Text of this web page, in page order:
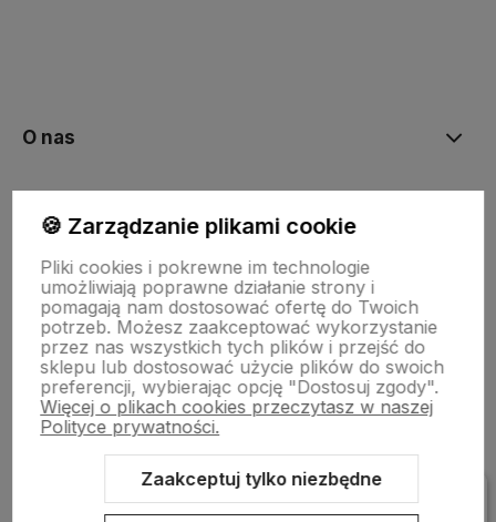
O nas
Moje konto
Bestsellery
Płatności i dostawa
Informacje
🍪 Zarządzanie plikami cookie
Pliki cookies i pokrewne im technologie
umożliwiają poprawne działanie strony i
pomagają nam dostosować ofertę do Twoich
potrzeb. Możesz zaakceptować wykorzystanie
przez nas wszystkich tych plików i przejść do
sklepu lub dostosować użycie plików do swoich
preferencji, wybierając opcję "Dostosuj zgody".
Więcej o plikach cookies przeczytasz w naszej
Polityce prywatności.
Zaakceptuj tylko niezbędne